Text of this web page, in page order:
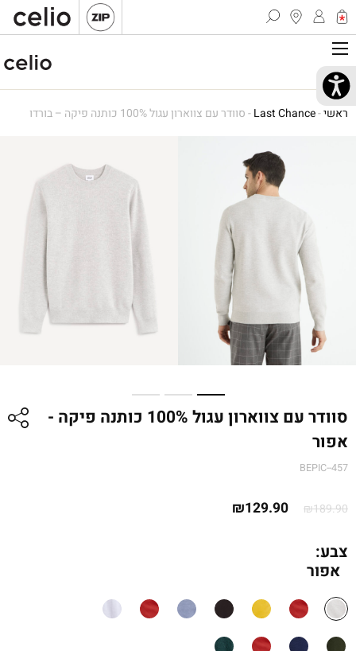
ראשי-
Last Chance
-סוודר עם צווארון עגול 100% כותנה פיקה – בורדו
סוודר עם צווארון עגול 100% כותנה פיקה -
אפור
BEPIC--457
₪189.90
המחיר ₪129.90
צבע:
אפור